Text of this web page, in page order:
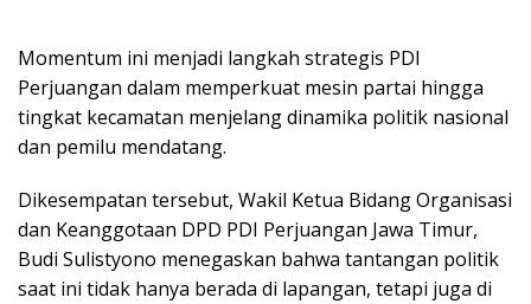
Momentum ini menjadi langkah strategis PDI
Perjuangan dalam memperkuat mesin partai hingga
tingkat kecamatan menjelang dinamika politik nasional
dan pemilu mendatang.
Dikesempatan tersebut, Wakil Ketua Bidang Organisasi
dan Keanggotaan DPD PDI Perjuangan Jawa Timur,
Budi Sulistyono menegaskan bahwa tantangan politik
saat ini tidak hanya berada di lapangan, tetapi juga di